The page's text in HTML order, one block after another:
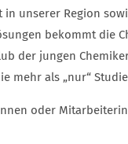
in unserer Region
bekommt die
der jungen
mehr als „nur“
oder